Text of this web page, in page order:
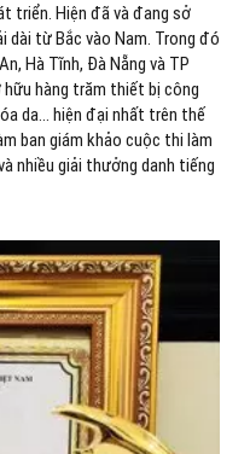
triển. Hiện đã và đang sở
từ Bắc vào Nam. Trong đó
Hà Tĩnh, Đà Nẵng và TP
hàng trăm thiết bị công
da… hiện đại nhất trên thế
ban giám khảo cuộc thi làm
nhiều giải thưởng danh tiếng